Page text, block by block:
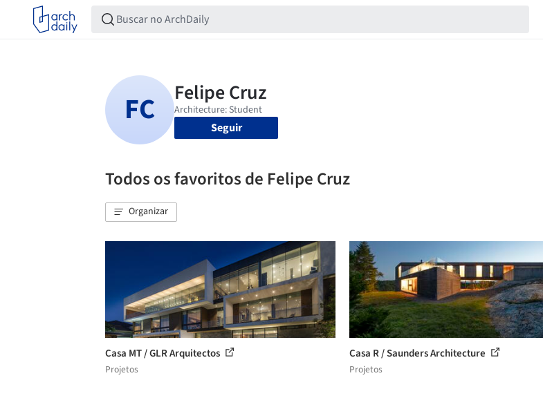
Seguir
Todos os favoritos de Felipe Cruz
Organizar
Casa MT / GLR Arquitectos
Projetos
Casa R / Saunders Architecture
Projetos